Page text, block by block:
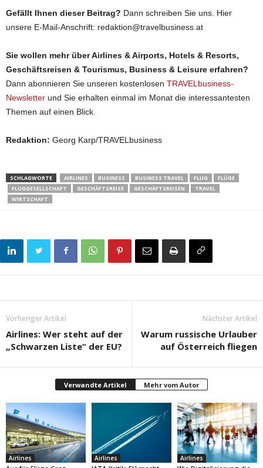
Gefällt Ihnen dieser Beitrag? Dann schreiben Sie uns. Hier
unsere E-Mail-Anschrift: redaktion@travelbusiness.at
Sie wollen mehr über Airlines & Airports, Hotels & Resorts,
Geschäftsreisen & Tourismus, Business & Leisure erfahren?
Dann abonnieren Sie unseren kostenlosen TRAVELbusiness-
Newsletter und Sie erhalten einmal im Monat die interessantesten
Themen auf einen Blick.
Redaktion: Georg Karp/TRAVELbusiness
SCHLAGWORTE AIRLINES BUSINESS BUSINESS TRAVEL FLUG
FLÜGE
FLUGGESELLSCHAFT
GESCHÄFTSREISE GESCHÄFTSREISEN
TRAVEL
WIRTSCHAFT
Vorheriger Artikel
Airlines: Wer steht auf der
„Schwarzen Liste“ der EU?
Nächster Artikel
Warum russische Urlauber
auf Österreich fliegen
Verwandte Artikel Mehr vom Autor
Airlines Airlines Airlines